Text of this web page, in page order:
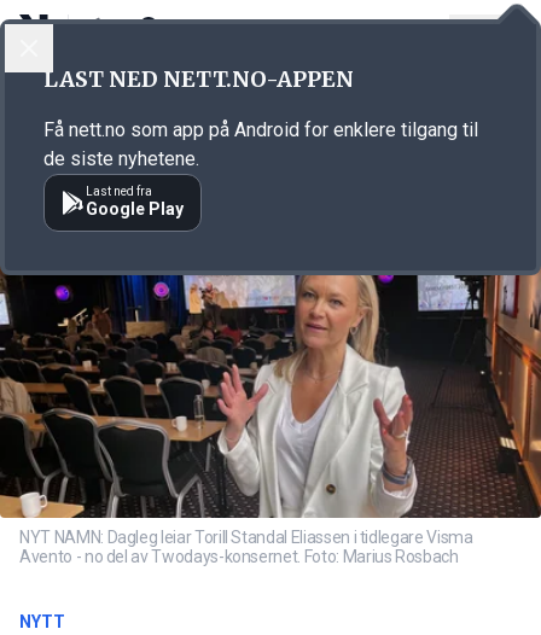
Annonsørinnhold
NYT NAMN: Dagleg leiar Torill Standal Eliassen i tidlegare Visma
Avento - no del av Twodays-konsernet. Foto: Marius Rosbach
NYTT
LAST NED NETT.NO-APPEN
Få nett.no som app på Android for enklere tilgang til
de siste nyhetene.
Last ned fra
Google Play